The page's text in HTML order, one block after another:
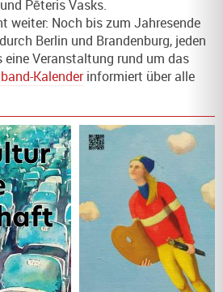
Pēteris Vasks.
weiter: Noch bis zum Jahresende
Berlin und Brandenburg, jeden
Veranstaltung rund um das
Kalenderinformiert über alle